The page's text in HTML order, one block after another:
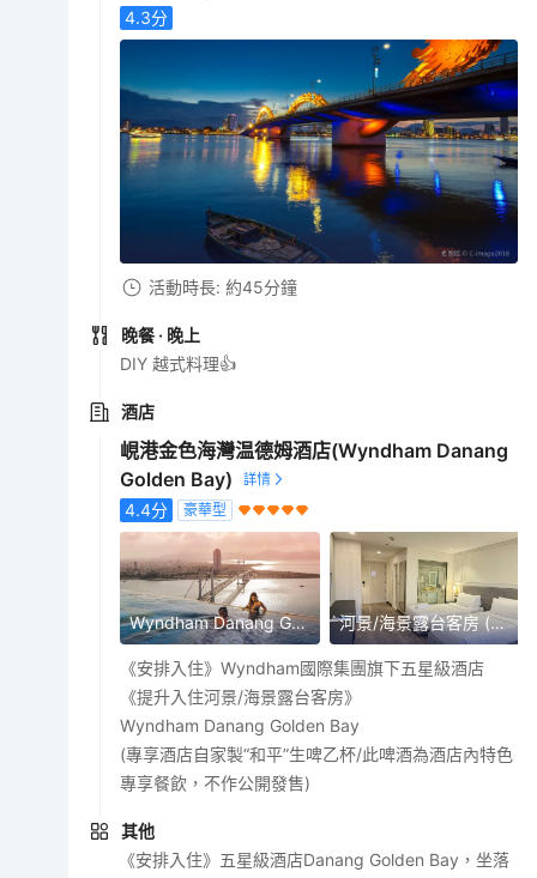
4.3分
活動時長: 約45分鐘
晚餐 · 晚上
DIY 越式料理👍
酒店
峴港金色海灣温德姆酒店(Wyndham Danang
Golden Bay)
4.4分 豪華型
Wyndham Danang Golden Bay 河景/海景露台客房 (不設浴缸)
《安排入住》Wyndham國際集團旗下五星級酒店
《提升入住河景/海景露台客房》
Wyndham Danang Golden Bay
(專享酒店自家製“和平”生啤乙杯/此啤酒為酒店內特色
專享餐飲，不作公開發售)
其他
《安排入住》五星級酒店Danang Golden Bay，坐落